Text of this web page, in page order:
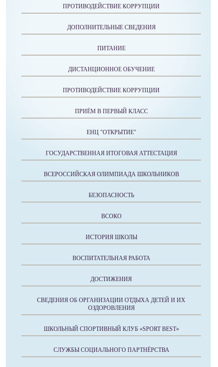
ПРОТИВОДЕЙСТВИЕ КОРРУПЦИИ
ДОПОЛНИТЕЛЬНЫЕ СВЕДЕНИЯ
ПИТАНИЕ
ДИСТАНЦИОННОЕ ОБУЧЕНИЕ
ПРОТИВОДЕЙСТВИЕ КОРРУПЦИИ
ПРИЁМ В ПЕРВЫЙ КЛАСС
ЕНЦ "ОТКРЫТИЕ"
ГОСУДАРСТВЕННАЯ ИТОГОВАЯ АТТЕСТАЦИЯ
ВСЕРОССИЙСКАЯ ОЛИМПИАДА ШКОЛЬНИКОВ
БЕЗОПАСНОСТЬ
ВСОКО
ИСТОРИЯ ШКОЛЫ
ВОСПИТАТЕЛЬНАЯ РАБОТА
ДОСТИЖЕНИЯ
СВЕДЕНИЯ ОБ ОРГАНИЗАЦИИ ОТДЫХА ДЕТЕЙ И ИХ
ОЗДОРОВЛЕНИЯ
ШКОЛЬНЫЙ СПОРТИВНЫЙ КЛУБ «SPORT BEST»
СЛУЖБЫ СОЦИАЛЬНОГО ПАРТНЁРСТВА